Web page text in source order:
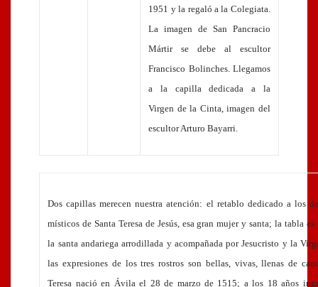
1951 y la regaló a la Colegiata.
La imagen de San Pancracio
Mártir se debe al escultor
Francisco Bolinches. Llegamos
a la capilla dedicada a la
Virgen de la Cinta, imagen del
escultor Arturo Bayarri.
Dos capillas merecen nuestra atención: el retablo dedicado a los
místicos de Santa Teresa de Jesús, esa gran mujer y santa; la tabla es
la santa andariega arrodillada y acompañada por Jesucristo y la
las expresiones de los tres rostros son bellas, vivas, llenas de
Teresa nació en Ávila el 28 de marzo de 1515; a los 18 años